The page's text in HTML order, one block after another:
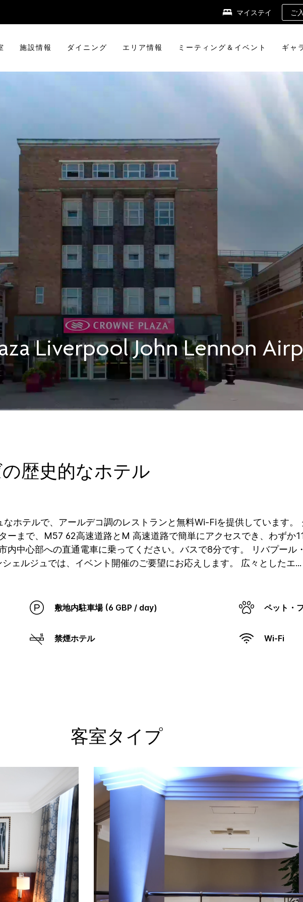
マイステイ ご
施設情報 ダイニング エリア情報 ミーティング＆イベント ギャ
Liverpool John Lennon
歴史的なホテル
ホテルで、アールデコ調のレストランと無料Wi-Fiを提供しています。
ーまで、M57 62高速道路とM 高速道路で簡単にアクセスでき、わずか
内中心部への直通電車に乗ってください。バスで8分です。 リバプール
ェルジュでは、イベント開催のご要望にお応えします。 広々としたエ...
敷地内駐車場 (6 GBP / day) ペット
禁煙ホテル Wi-Fi
客室タイプ